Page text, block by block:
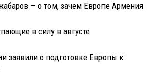
— о том, зачем Европе Армения
в силу в августе
заявили о подготовке Европы к